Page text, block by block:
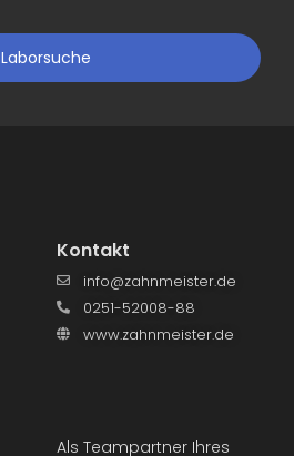
Laborsuche
Kontakt
info@zahnmeister.de
0251-52008-88
www.zahnmeister.de
Als Teampartner Ihres